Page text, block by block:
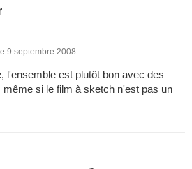
9 septembre 2008
l'ensemble est plutôt bon avec des
si le film à sketch n'est pas un